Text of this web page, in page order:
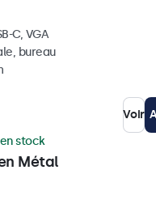
C, VGA
bureau
Voir
Métal
stock